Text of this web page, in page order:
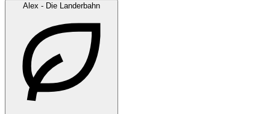
Alex - Die Landerbahn